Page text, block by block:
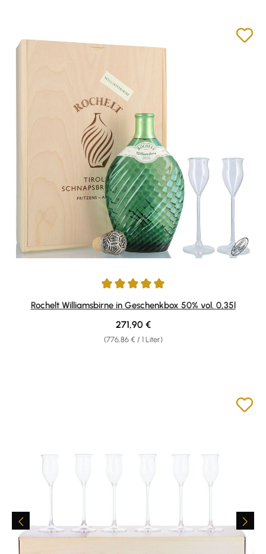
Durchschnittliche Bewertung von 5 von 5 Sternen
Rochelt Williamsbirne in Geschenkbox 50% vol. 0,35l
(776,86 € / 1 Liter)
Regulärer Preis:
271,90 €